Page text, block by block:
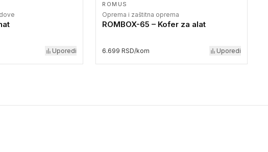
Uporedi
ROMUS
Oprema i zaštitna oprema
ROMBOX-65 – Kofer za alat
6.699 RSD/kom Uporedi